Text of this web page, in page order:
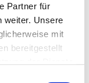
Partner für
weiter. Unsere
mit
bereitgestellt
einerruhigen,
dass